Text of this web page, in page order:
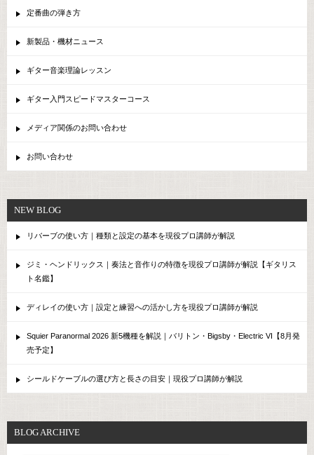
定番曲の弾き方
新製品・機材ニュース
ギター音楽理論レッスン
ギター入門スピードマスターコース
メディア関係のお問い合わせ
お問い合わせ
NEW BLOG
リバーブの使い方｜種類と設定の基本を現役プロ講師が解説
ジミ・ヘンドリックス｜奏法と音作りの特徴を現役プロ講師が解説【ギタリス
ト名鑑】
ディレイの使い方｜設定と練習への活かし方を現役プロ講師が解説
Squier Paranormal 2026 新5機種を解説｜バリトン・Bigsby・Electric VI【8月発
売予定】
シールドケーブルの選び方と長さの目安｜現役プロ講師が解説
BLOG ARCHIVE